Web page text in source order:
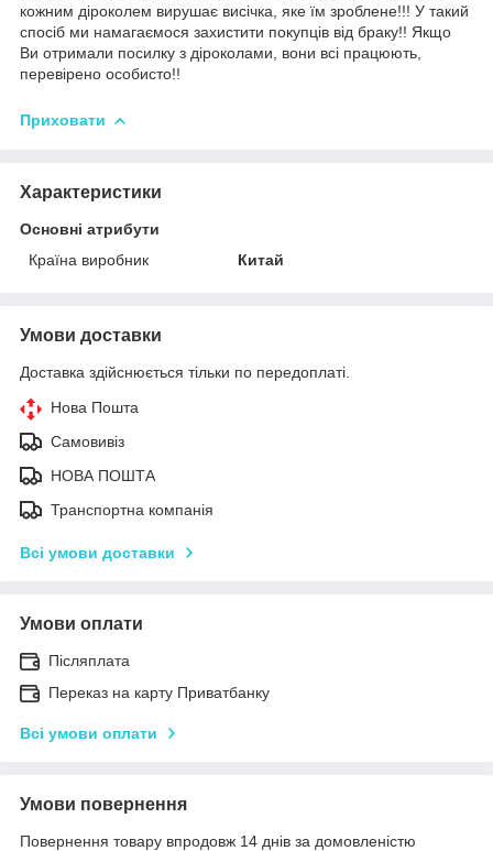
кожним діроколем вирушає висічка, яке їм зроблене!!! У такий
спосіб ми намагаємося захистити покупців від браку!! Якщо
Ви отримали посилку з діроколами, вони всі працюють,
перевірено особисто!!
Приховати
Характеристики
Основні атрибути
Країна виробник
Китай
Умови доставки
Доставка здійснюється тільки по передоплаті.
Нова Пошта
Самовивіз
НОВА ПОШТА
Транспортна компанія
Всі умови доставки
Умови оплати
Післяплата
Переказ на карту Приватбанку
Всі умови оплати
Умови повернення
Повернення товару впродовж 14 днів за домовленістю